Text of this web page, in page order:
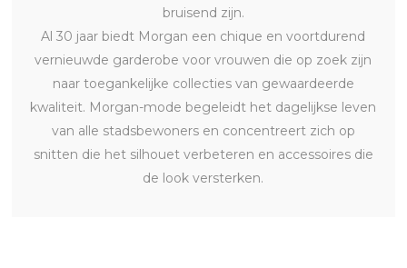
bruisend zijn.
Al 30 jaar biedt Morgan een chique en voortdurend
vernieuwde garderobe voor vrouwen die op zoek zijn
naar toegankelijke collecties van gewaardeerde
kwaliteit. Morgan-mode begeleidt het dagelijkse leven
van alle stadsbewoners en concentreert zich op
snitten die het silhouet verbeteren en accessoires die
de look versterken.